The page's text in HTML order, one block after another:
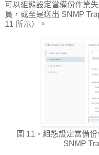
可以組態設定當備份作業
員，或至是送出 SNMP
11 所示）。
圖 11、組態設定當備
SNMP